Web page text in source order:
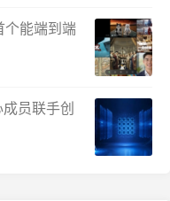
个能端到端
员联手创